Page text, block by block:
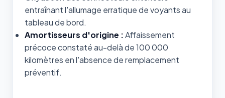
entraînant l'allumage erratique de voyants au
tableau de bord.
Amortisseurs d'origine :Affaissement
précoce constaté au-delà de 100 000
kilomètres en l'absence de remplacement
préventif.